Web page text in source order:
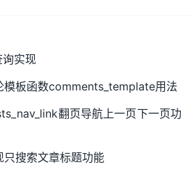
实现
模板函数comments_template用法
翻页导航上一页下一页功
搜索文章标题功能